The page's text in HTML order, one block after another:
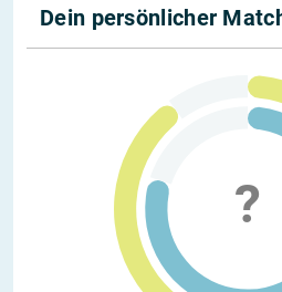
Dein persönlicher